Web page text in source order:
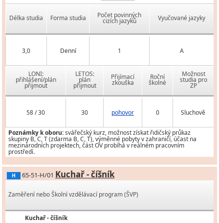
Délka studia Forma studia Počet povinných
cizích jazyků Vyučované jazyky
3,0 Denní 1 A
LONI:
přihlášení/plán
přijmout
LETOS:
plán
přijmout
Přijímací
zkouška
Roční
školné
Možnost
studia pro
ZP
58 / 30 30 pohovor 0 Sluchově
Poznámky k oboru:svářečský kurz, možnost získat řidičský průkaz
skupiny B, C, T (zdarma B, C, T), výměnné pobyty v zahraničí, účast na
mezinárodních projektech, část OV probíhá v reálném pracovním
prostředí.
H 65-51-H/01 Kuchař - číšník
Zaměření nebo Školní vzdělávací program (ŠVP)
Kuchař - číšník